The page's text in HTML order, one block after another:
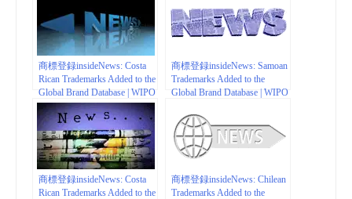
商標登録insideNews: Costa
Rican Trademarks Added to the
Global Brand Database | WIPO
商標登録insideNews: Samoan
Trademarks Added to the
Global Brand Database | WIPO
商標登録insideNews: Costa
Rican Trademarks Added to the
商標登録insideNews: Chilean
Trademarks Added to the